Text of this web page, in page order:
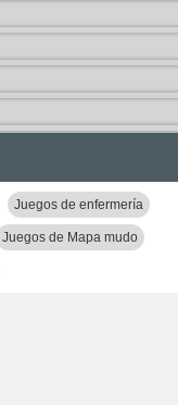
Juegos de enfermería
Juegos de Mapa mudo